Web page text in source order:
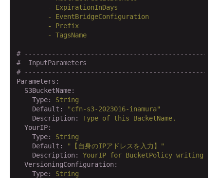
        -
ExpirationInDays
        -
EventBridgeConfiguration
        -
Prefix
        -
TagsName
#
#  InputParameters
#
Parameters:
  S3BucketName:
    Type:
String
    Default:
"cfn-s3-2023016-inamura"
    Description:
Type of this
BacketName.
  YourIP:
    Type:
String
    Default:
"【自身のIPアドレスを入力】"
    Description:
YourIP for BucketPolicy writing
  VersioningConfiguration:
    Type:
String